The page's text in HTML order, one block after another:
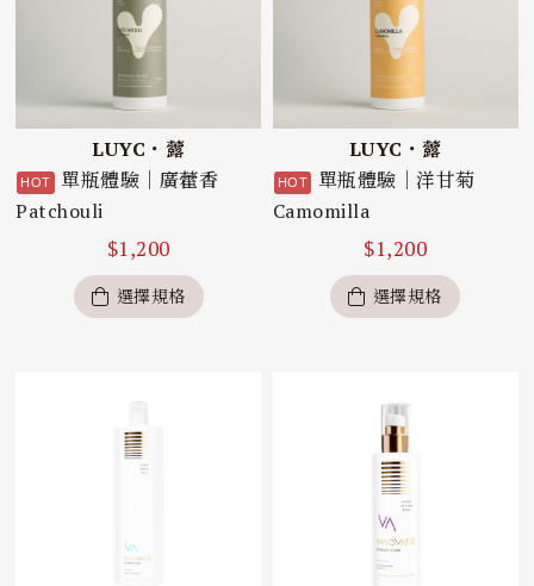
LUYC・虂
單瓶體驗｜廣藿香
Patchouli
$1,200
選擇規格
LUYC・虂
單瓶體驗｜洋甘菊
Camomilla
$1,200
選擇規格